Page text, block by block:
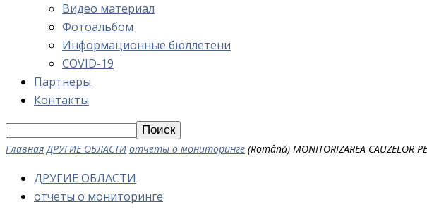
Видео материал
Фотоальбом
Информационные бюллетени
COVID-19
Партнеры
Контакты
Главная ДРУГИЕ ОБЛАСТИ отчеты о мониторинге (Română) MONITORIZAREA CAUZELOR
ДРУГИЕ ОБЛАСТИ
отчеты о мониторинге